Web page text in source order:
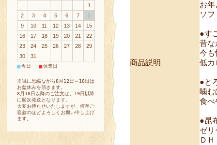
商品説明
お
ソ
●す
昔な
今も
低カ
●と
噛む
食べ
●昆
ゼ
Ｄ
1
2
3 4 5 6 7
8
9
10 11 12 13 14
15
16
17 18 19 20 21
22
23
24 25 26 27 28
29
30
31
■今日 ■休業日
※誠に恐縮ながら8月12日～18日は
お盆休みを頂きます。
8月10日以降のご注文は、19日以降
に順次発送となります。
大変お待たせいたしますが、何卒ご
容赦のほどよろしくお願い申し上げ
ます。